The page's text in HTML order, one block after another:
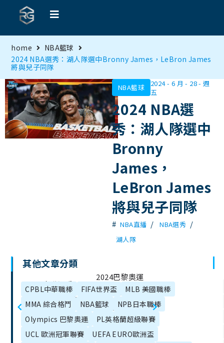
home
NBA籃球
2024 NBA選秀：湖人隊選中Bronny James，LeBron James
將與兒子同隊
NBA籃球
2024 - 6 月 - 28 - 週
五
2024 NBA選
秀：湖人隊選中
Bronny
James，
LeBron James
將與兒子同隊
# NBA直播 / NBA選秀 /
湖人隊
章
目
錄
2024中職選秀
會台中登場 4旅
外、57高中生
挑戰職棒
2024巴黎奧運
籃球懶人包》
奧運籃球賽
制、賽程全在
這！
其他文章分類
CPBL中華職棒 FIFA世界盃
MLB 美國職棒
MMA 綜合格鬥
NBA籃球
NPB日本職棒
Olympics 巴黎奧運
PL英格蘭超級聯賽
UCL 歐洲冠軍聯賽
UEFA EURO歐洲盃